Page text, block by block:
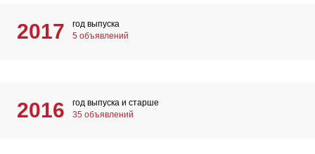
2017
год выпуска
5 объявлений
2016
год выпуска и старше
35 объявлений